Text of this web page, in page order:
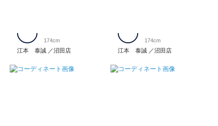
江本 泰誠 沼田店
174cm
江本 泰誠 沼田店
174cm